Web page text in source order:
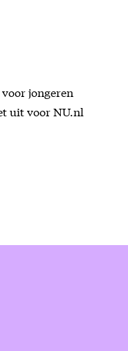
jongeren
uit voor NU.nl